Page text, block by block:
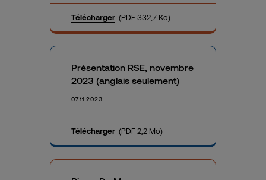
Télécharger (PDF 332,7 Ko)
Présentation RSE, novembre
2023 (anglais seulement)
07.11.2023
Télécharger (PDF 2,2 Mo)